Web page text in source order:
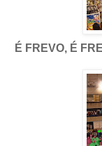
É FREVO, É